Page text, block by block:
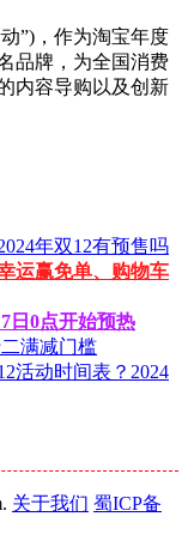
”)，作为淘宝年度
品牌，为全国消费
内容导购以及创新
年双12有预售吗
运赢免单、购物车
日0点开始预热
满减门槛
活动时间表？2024
关于我们 蜀ICP备